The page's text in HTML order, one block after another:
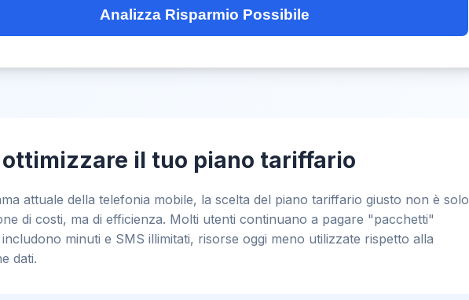
Analizza Risparmio Possibile
ottimizzare il tuo piano tariffario
attuale della telefonia mobile, la scelta del piano tariffario giusto non è solo
di costi, ma di efficienza. Molti utenti continuano a pagare "pacchetti"
minuti e SMS illimitati, risorse oggi meno utilizzate rispetto alla
dati.